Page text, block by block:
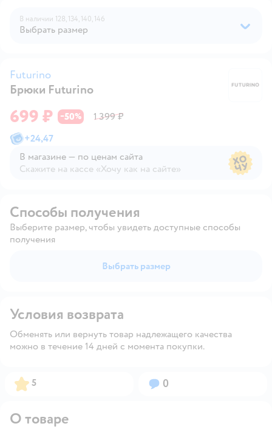
В наличии 128, 134, 140, 146
Выбрать размер
Futurino
Брюки Futurino
699 ₽ −50%
1 399 ₽
+24,47
В магазине — по ценам сайта
Скажите на кассе «Хочу как на сайте»
Способы получения
Выберите размер, чтобы увидеть доступные способы
получения
Выбрать размер
Условия возврата
Обменять или вернуть товар надлежащего качества
можно в течение 14 дней с момента покупки.
Рейтинг:
5 Вопросов:
0
О товаре